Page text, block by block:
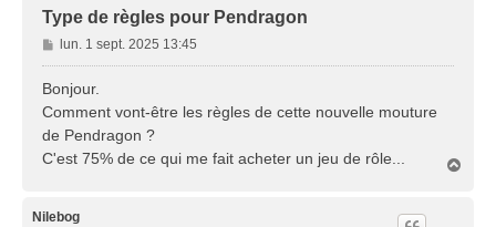
Type de règles pour Pendragon
M
e
a
g
e
lun. 1 sept. 2025 13:45
Bonjour.
Comment vont-être les règles de cette nouvelle mouture
de Pendragon ?
C'est 75% de ce qui me fait acheter un jeu de rôle...
Nilebog